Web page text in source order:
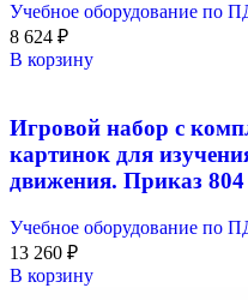
Учебное оборудование по
8 624 ₽
В корзину
Игровой набор с
картинок для
движения. Приказ
Учебное оборудование по
13 260 ₽
В корзину